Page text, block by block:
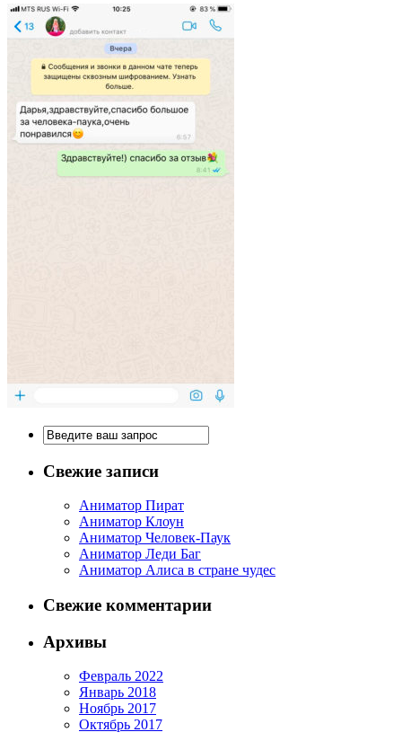
Свежие записи
Аниматор Пират
Аниматор Клоун
Аниматор Человек-Паук
Аниматор Леди Баг
Аниматор Алиса в стране чудес
Свежие комментарии
Архивы
Февраль 2022
Январь 2018
Ноябрь 2017
Октябрь 2017